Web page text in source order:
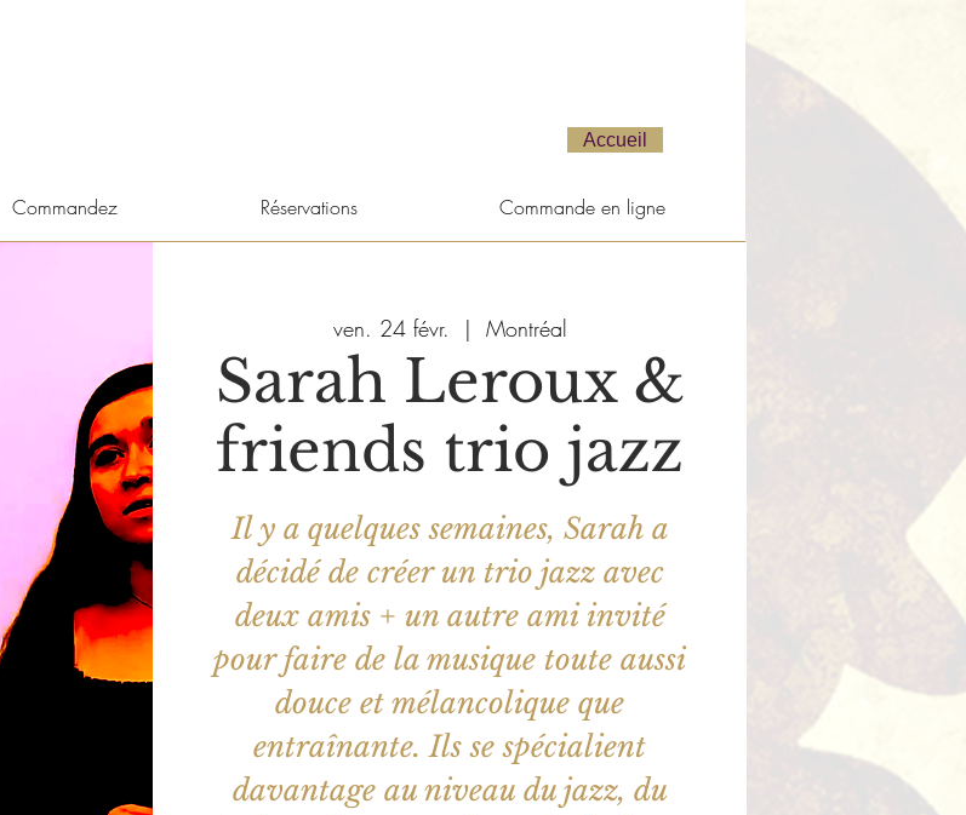
Accueil
Commandez Réservations Commande en ligne
ven. 24 févr.
  |
Montréal
Sarah Leroux &
friends trio jazz
Il y a quelques semaines, Sarah a
décidé de créer un trio jazz avec
deux amis + un autre ami invité
pour faire de la musique toute aussi
douce et mélancolique que
entraînante. Ils se spécialient
davantage au niveau du jazz, du